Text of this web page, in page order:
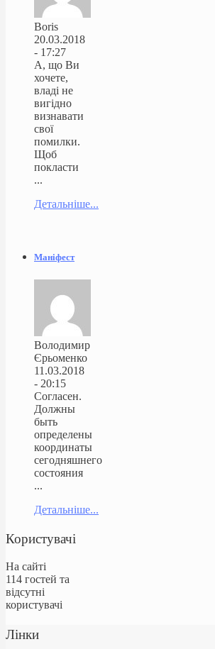
Boris
20.03.2018
- 17:27
А, що Ви
хочете,
владі не
вигідно
визнавати
свої
помилки.
Щоб
покласти
...
Детальніше...
Маніфест
Володимир
Єрьоменко
11.03.2018
- 20:15
Согласен.
Должны
быть
определены
координаты
сегодняшнего
состояния
...
Детальніше...
Користувачі
На сайті
114 гостей та
відсутні
користувачі
Лінки